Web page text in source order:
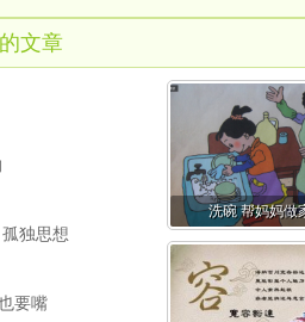
文章
独思想
要嘴
洗碗 帮妈妈做